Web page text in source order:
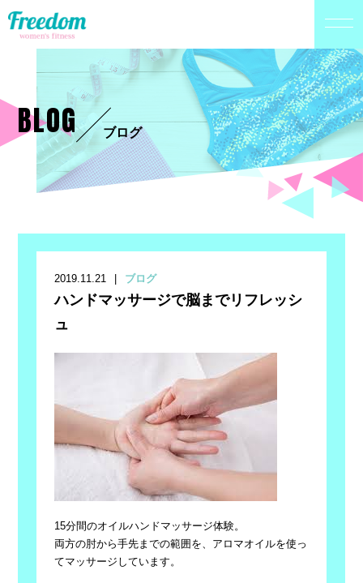
BLOG ブログ
2019.11.21 ブログ
ハンドマッサージで脳までリフレッシ
ュ
15分間のオイルハンドマッサージ体験。
両方の肘から手先までの範囲を、アロマオイルを使っ
てマッサージしています。